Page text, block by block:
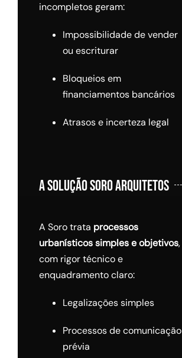
incompletos geram:
Impossibilidade de vender
ou escriturar
Bloqueios em
financiamentos bancários
Atrasos e incerteza legal
A SOLUÇÃO SORO ARQUITETOS
A Soro trata processos
urbanísticos simples e objetivos,
com rigor técnico e
enquadramento claro:
Legalizações simples
Processos de comunicação
prévia